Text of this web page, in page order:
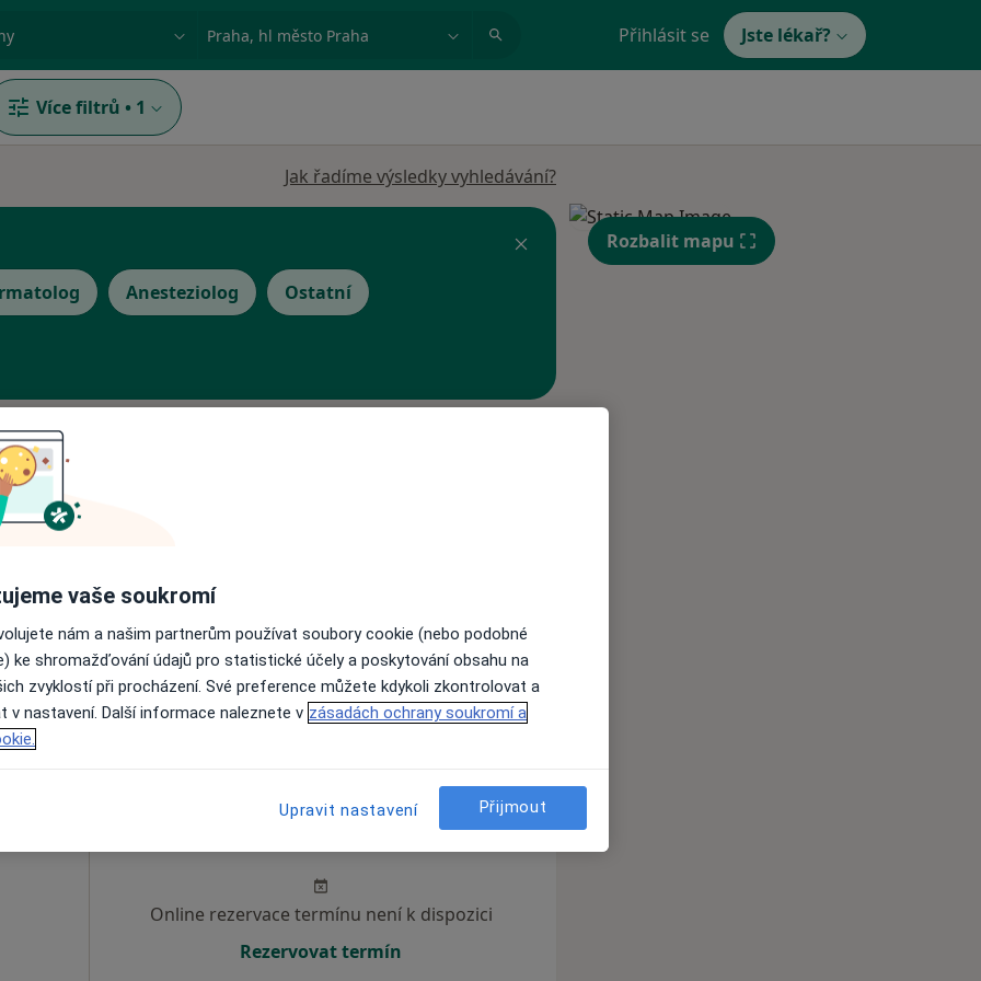
nemoc nebo příjmení Město nebo region Přihlásit se Jste lékař?
Více filtrů • 1
Jak řadíme výsledky vyhledávání?
Anesteziolog Ostatní
Zítra Ne
Online rezervace termínu není k dispozici
Rezervovat termín
Rozbalit mapu
vaše soukromí
nám a našim partnerům používat soubory cookie (nebo podobné
ke shromažďování údajů pro statistické účely a poskytování obsahu na
zvyklostí při procházení. Své preference můžete kdykoli zkontrolovat a
v nastavení. Další informace naleznete v zásadách ochrany soukromí a
Upravit nastavení Přijmout